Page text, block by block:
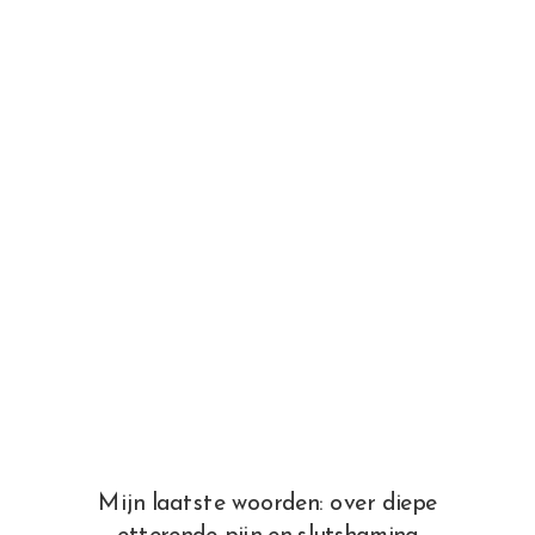
Mijn laatste woorden: over diepe